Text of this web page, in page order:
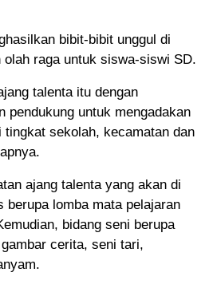
bibit-bibit unggul di
olah raga untuk siswa-siswi SD.
talenta itu dengan
pendukung untuk mengadakan
sekolah, kecamatan dan
ajang talenta yang akan di
berupa lomba mata pelajaran
bidang seni berupa
cerita, seni tari,